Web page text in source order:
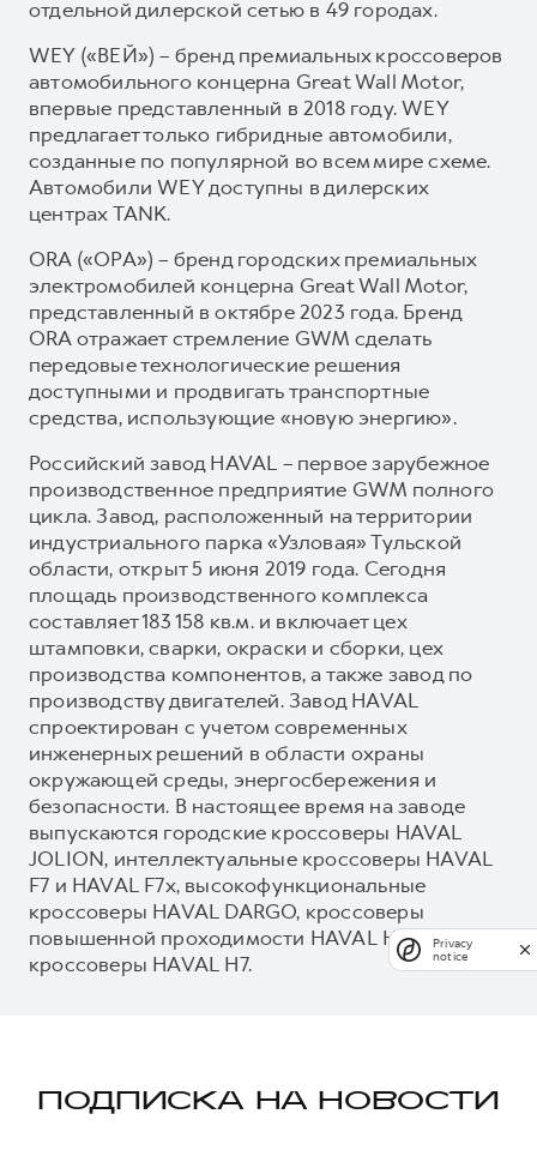
отдельной дилерской сетью в 49 городах.
WEY («ВЕЙ») – бренд премиальных кроссоверов
автомобильного концерна Great Wall Motor,
впервые представленный в 2018 году. WEY
предлагает только гибридные автомобили,
созданные по популярной во всем мире схеме.
Автомобили WEY доступны в дилерских
центрах TANK.
ORA («ОРА») – бренд городских премиальных
электромобилей концерна Great Wall Motor,
представленный в октябре 2023 года. Бренд
ORA отражает стремление GWM сделать
передовые технологические решения
доступными и продвигать транспортные
средства, использующие «новую энергию».
Российский завод HAVAL – первое зарубежное
производственное предприятие GWM полного
цикла. Завод, расположенный на территории
индустриального парка «Узловая» Тульской
области, открыт 5 июня 2019 года. Сегодня
площадь производственного комплекса
составляет 183 158 кв.м. и включает цех
штамповки, сварки, окраски и сборки, цех
производства компонентов, а также завод по
производству двигателей. Завод HAVAL
спроектирован с учетом современных
инженерных решений в области охраны
окружающей среды, энергосбережения и
безопасности. В настоящее время на заводе
выпускаются городские кроссоверы HAVAL
JOLION, интеллектуальные кроссоверы HAVAL
F7 и HAVAL F7x, высокофункциональные
кроссоверы HAVAL DARGO, кроссоверы
повышенной проходимости HAVAL H3 и новые
кроссоверы HAVAL H7.
ПОДПИСКА НА НОВОСТИ
Privacy
notice